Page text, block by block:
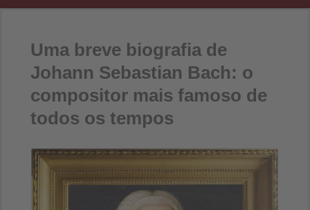
Uma breve biografia de
Johann Sebastian Bach: o
compositor mais famoso de
todos os tempos